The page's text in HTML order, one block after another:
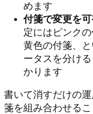
めます
付箋で変更を
定にはピンク
黄色の付箋、
ータスを分け
かります
書いて消すだけの
箋を組み合わせる